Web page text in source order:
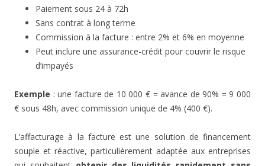
Paiement sous 24 à 72h
Sans contrat à long terme
Commission à la facture : entre 2% et 6% en moyenne
Peut inclure une assurance-crédit pour couvrir le risque
d’impayés
Exemple : une facture de 10 000 € = avance de 90% = 9 000
€ sous 48h, avec commission unique de 4% (400 €).
L’affacturage à la facture est une solution de financement
souple et réactive, particulièrement adaptée aux entreprises